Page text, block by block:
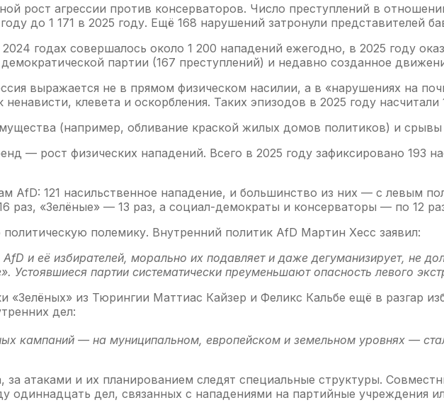
рост агрессии против консерваторов. Число преступлений в
до 1 171 в 2025 году. Ещё 168 нарушений затронули представителей
годах совершалось около 1 200 нападений ежегодно, в 2025 году
партии (167 преступлений) и недавно созданное
выражается не в прямом физическом насилии, а в «нарушениях на
ненависти, клевета и оскорбления. Таких эпизодов в 2025 году насчитали
(например, обливание краской жилых домов политиков) и
— рост физических нападений. Всего в 2025 году зафиксировано 193
AfD: 121 насильственное нападение, и большинство из них — с левым
раз, «Зелёные» — 13 раз, а социал-демократы и консерваторы — по 12
полемику. Внутренний политик AfD Мартин Хесс заявил:
AfD и её избирателей, морально их подавляет и даже дегуманизирует, не
Устоявшиеся партии систематически преуменьшают опасность левого
«Зелёных» из Тюрингии Маттиас Кайзер и Феликс Кальбе ещё в разгар
дел:
кампаний — на муниципальном, европейском и земельном уровнях —
за атаками и их планированием следят специальные структуры.
одиннадцать дел, связанных с нападениями на партийные учреждения